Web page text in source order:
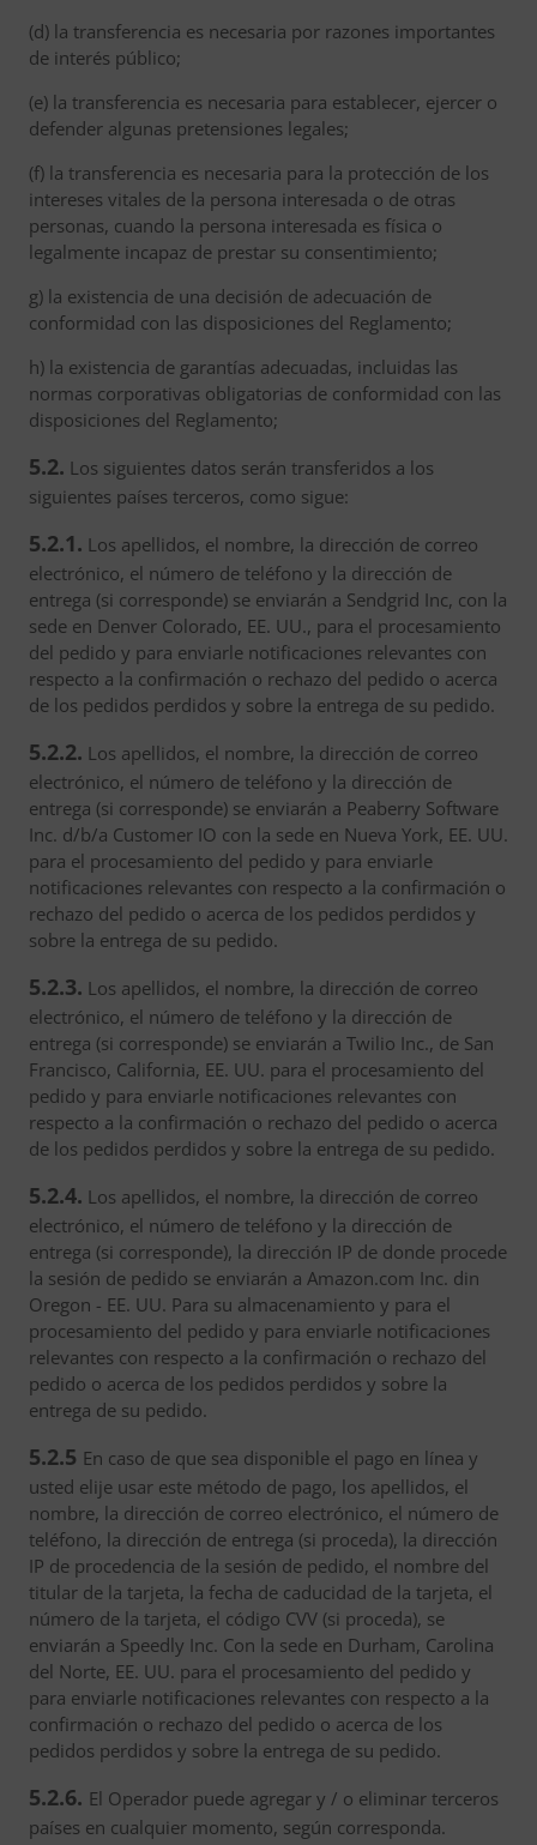
(d) la transferencia es necesaria por razones importantes
de interés público;
(e) la transferencia es necesaria para establecer, ejercer o
defender algunas pretensiones legales;
(f) la transferencia es necesaria para la protección de los
intereses vitales de la persona interesada o de otras
personas, cuando la persona interesada es física o
legalmente incapaz de prestar su consentimiento;
g) la existencia de una decisión de adecuación de
conformidad con las disposiciones del Reglamento;
h) la existencia de garantías adecuadas, incluidas las
normas corporativas obligatorias de conformidad con las
disposiciones del Reglamento;
5.2. Los siguientes datos serán transferidos a los
siguientes países terceros, como sigue:
5.2.1. Los apellidos, el nombre, la dirección de correo
electrónico, el número de teléfono y la dirección de
entrega (si corresponde) se enviarán a Sendgrid Inc, con la
sede en Denver Colorado, EE. UU., para el procesamiento
del pedido y para enviarle notificaciones relevantes con
respecto a la confirmación o rechazo del pedido o acerca
de los pedidos perdidos y sobre la entrega de su pedido.
5.2.2. Los apellidos, el nombre, la dirección de correo
electrónico, el número de teléfono y la dirección de
entrega (si corresponde) se enviarán a Peaberry Software
Inc. d/b/a Customer IO con la sede en Nueva York, EE. UU.
para el procesamiento del pedido y para enviarle
notificaciones relevantes con respecto a la confirmación o
rechazo del pedido o acerca de los pedidos perdidos y
sobre la entrega de su pedido.
5.2.3. Los apellidos, el nombre, la dirección de correo
electrónico, el número de teléfono y la dirección de
entrega (si corresponde) se enviarán a Twilio Inc., de San
Francisco, California, EE. UU. para el procesamiento del
pedido y para enviarle notificaciones relevantes con
respecto a la confirmación o rechazo del pedido o acerca
de los pedidos perdidos y sobre la entrega de su pedido.
5.2.4. Los apellidos, el nombre, la dirección de correo
electrónico, el número de teléfono y la dirección de
entrega (si corresponde), la dirección IP de donde procede
la sesión de pedido se enviarán a Amazon.com Inc. din
Oregon - EE. UU. Para su almacenamiento y para el
procesamiento del pedido y para enviarle notificaciones
relevantes con respecto a la confirmación o rechazo del
pedido o acerca de los pedidos perdidos y sobre la
entrega de su pedido.
5.2.5 En caso de que sea disponible el pago en línea y
usted elije usar este método de pago, los apellidos, el
nombre, la dirección de correo electrónico, el número de
teléfono, la dirección de entrega (si proceda), la dirección
IP de procedencia de la sesión de pedido, el nombre del
titular de la tarjeta, la fecha de caducidad de la tarjeta, el
número de la tarjeta, el código CVV (si proceda), se
enviarán a Speedly Inc. Con la sede en Durham, Carolina
del Norte, EE. UU. para el procesamiento del pedido y
para enviarle notificaciones relevantes con respecto a la
confirmación o rechazo del pedido o acerca de los
pedidos perdidos y sobre la entrega de su pedido.
5.2.6. El Operador puede agregar y / o eliminar terceros
países en cualquier momento, según corresponda.